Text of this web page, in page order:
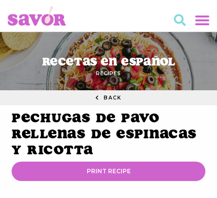
Recetas en Español
RECIPES
BACK
Pechugas de Pavo
Rellenas de Espinacas
y Ricotta
PRINT RECIPE